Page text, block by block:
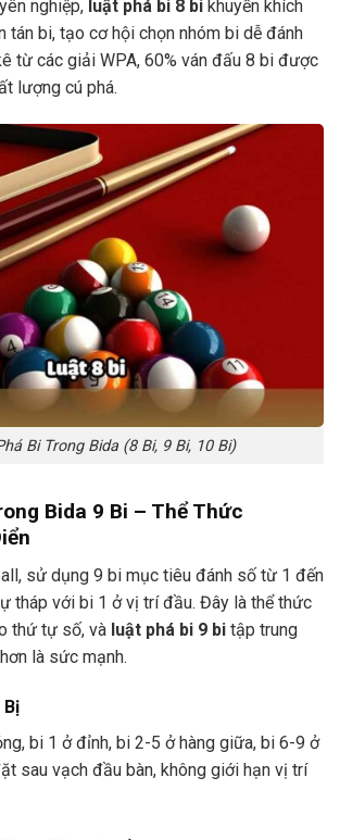
nghiệp, luật phá bi 8 bi khuyến khích
tán bi, tạo cơ hội chọn nhóm bi dễ đánh
từ các giải WPA, 60% ván đấu 8 bi được
lượng cú phá.
Bi Trong Bida (8 Bi, 9 Bi, 10 Bi)
Bida 9 Bi – Thể Thức
sử dụng 9 bi mục tiêu đánh số từ 1 đến
tháp với bi 1 ở vị trí đầu. Đây là thể thức
thứ tự số, và luật phá bi 9 bi tập trung
là sức mạnh.
Bị
bi 1 ở đỉnh, bi 2-5 ở hàng giữa, bi 6-9 ở
sau vạch đầu bàn, không giới hạn vị trí